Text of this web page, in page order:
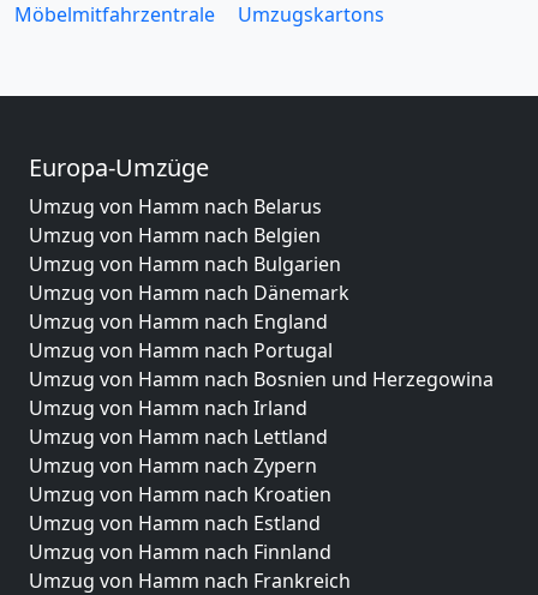
Möbelmitfahrzentrale
Umzugskartons
Europa-Umzüge
Umzug von Hamm nach Belarus
Umzug von Hamm nach Belgien
Umzug von Hamm nach Bulgarien
Umzug von Hamm nach Dänemark
Umzug von Hamm nach England
Umzug von Hamm nach Portugal
Umzug von Hamm nach Bosnien und Herzegowina
Umzug von Hamm nach Irland
Umzug von Hamm nach Lettland
Umzug von Hamm nach Zypern
Umzug von Hamm nach Kroatien
Umzug von Hamm nach Estland
Umzug von Hamm nach Finnland
Umzug von Hamm nach Frankreich